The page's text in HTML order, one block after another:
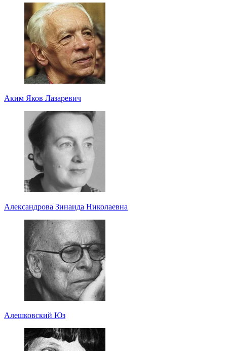
Аким Яков Лазаревич
Александрова Зинаида Николаевна
Алешковский Юз